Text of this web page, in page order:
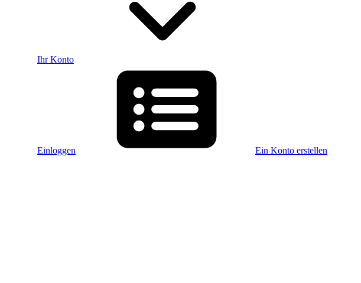
Ihr Konto
Einloggen Ein Konto erstellen